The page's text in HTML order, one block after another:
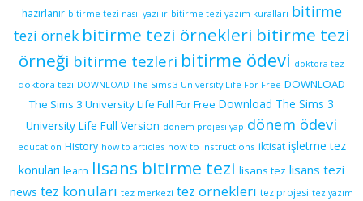
hazırlanır bitirme tezi nasıl yazılır bitirme tezi yazım kuralları bitirme
tezi örnek bitirme tezi örnekleri bitirme tezi
örneği bitirme tezleri bitirme ödevi doktora tez
doktora tezi DOWNLOAD The Sims 3 University Life For Free DOWNLOAD
The Sims 3 University Life Full For Free Download The Sims 3
University Life Full Version dönem projesi yap dönem ödevi
education History how to articles how to instructions iktisat işletme tez
konuları learn lisans bitirme tezi lisans tez lisans tezi
news tez konuları tez merkezi tez orneklerı tez projesi tez yazım